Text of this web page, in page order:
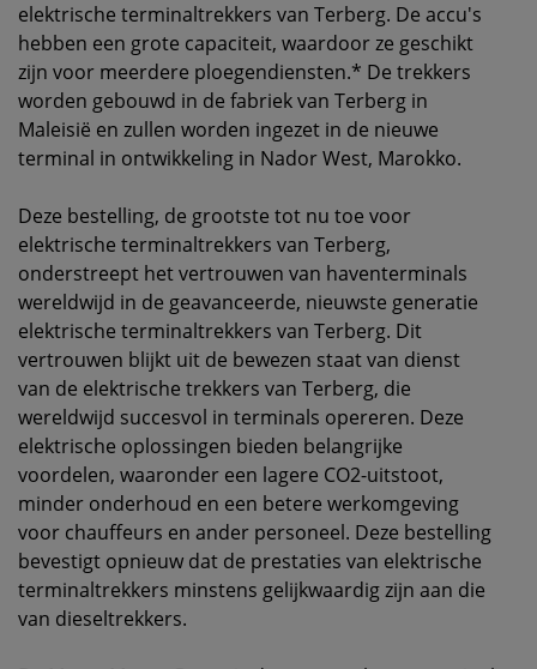
elektrische terminaltrekkers van Terberg. De accu's
hebben een grote capaciteit, waardoor ze geschikt
zijn voor meerdere ploegendiensten.* De trekkers
worden gebouwd in de fabriek van Terberg in
Maleisië en zullen worden ingezet in de nieuwe
terminal in ontwikkeling in Nador West, Marokko.
Deze bestelling, de grootste tot nu toe voor
elektrische terminaltrekkers van Terberg,
onderstreept het vertrouwen van haventerminals
wereldwijd in de geavanceerde, nieuwste generatie
elektrische terminaltrekkers van Terberg. Dit
vertrouwen blijkt uit de bewezen staat van dienst
van de elektrische trekkers van Terberg, die
wereldwijd succesvol in terminals opereren. Deze
elektrische oplossingen bieden belangrijke
voordelen, waaronder een lagere CO2-uitstoot,
minder onderhoud en een betere werkomgeving
voor chauffeurs en ander personeel. Deze bestelling
bevestigt opnieuw dat de prestaties van elektrische
terminaltrekkers minstens gelijkwaardig zijn aan die
van dieseltrekkers.